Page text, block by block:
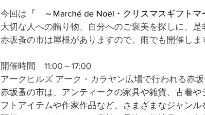
今回は『 ～Marché de Noël・クリスマスギフトマ
大切な人への贈り物、自分へのご褒美を探しに、是
赤坂蚤の市は屋根がありますので、雨でも開催しま
開催時間　11:00～17:00
アークヒルズ アーク・カラヤン広場で行われる赤坂
赤坂蚤の市は、アンティークの家具や雑貨、古着
フトアイテムや作家作品など、さまざまなジャン